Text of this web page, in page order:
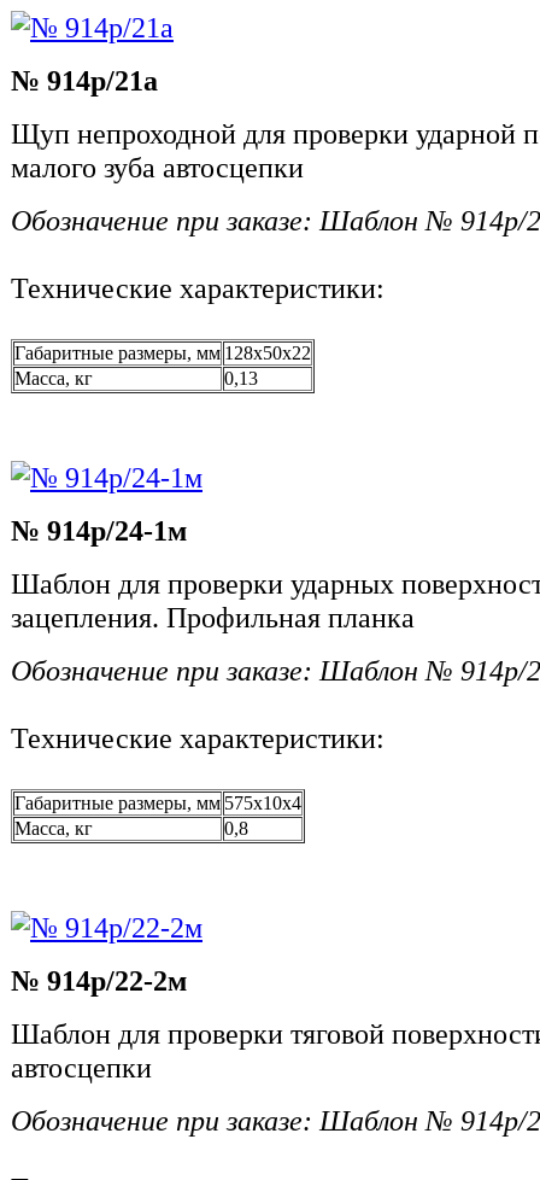
№ 914р/21а
Щуп непроходной для проверки ударной
малого зуба автосцепки
Обозначение при заказе: Шаблон № 914р/
Технические характеристики:
Габаритные размеры, мм 128x50x22
Масса, кг
0,13
№ 914р/24-1м
Шаблон для проверки ударных
зацепления. Профильная планка
Обозначение при заказе: Шаблон № 914р/
Технические характеристики:
Габаритные размеры, мм 575х10x4
Масса, кг
0,8
№ 914р/22-2м
Шаблон для проверки тяговой
автосцепки
Обозначение при заказе: Шаблон № 914р/